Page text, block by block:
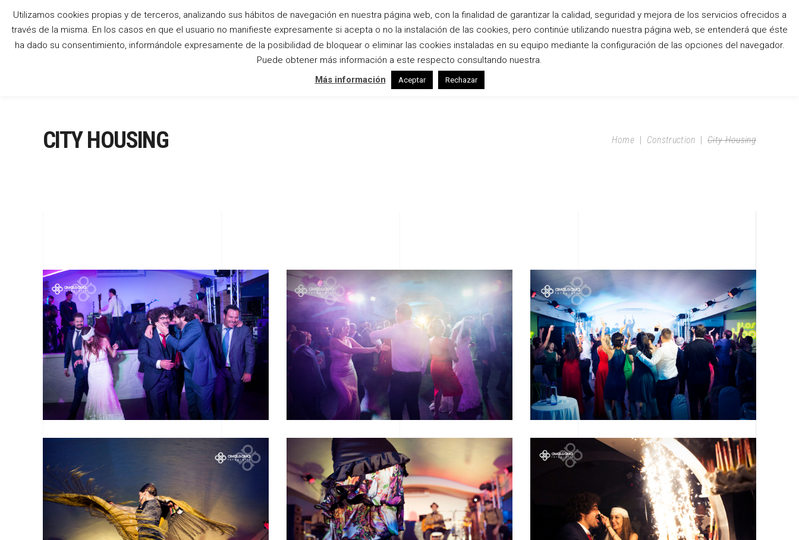
Inicio Bodas Estudio Empresas Conócenos Blog Contacto
CITY HOUSING Home | Construction |City Housing
Utilizamos cookies propias y de terceros, analizando sus hábitos de navegación en nuestra página web, con la finalidad de garantizar la calidad, seguridad y mejora de los servicios ofrecidos a
través de la misma. En los casos en que el usuario no manifieste expresamente si acepta o no la instalación de las cookies, pero continúe utilizando nuestra página web, se entenderá que éste
ha dado su consentimiento, informándole expresamente de la posibilidad de bloquear o eliminar las cookies instaladas en su equipo mediante la configuración de las opciones del navegador.
Puede obtener más información a este respecto consultando nuestra.
Más información
Aceptar Rechazar